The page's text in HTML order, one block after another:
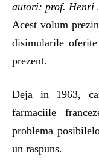
autori: prof. Henri
Acest volum
disimularile
prezent.
Deja in 1963,
farmaciile
problema
un raspuns.